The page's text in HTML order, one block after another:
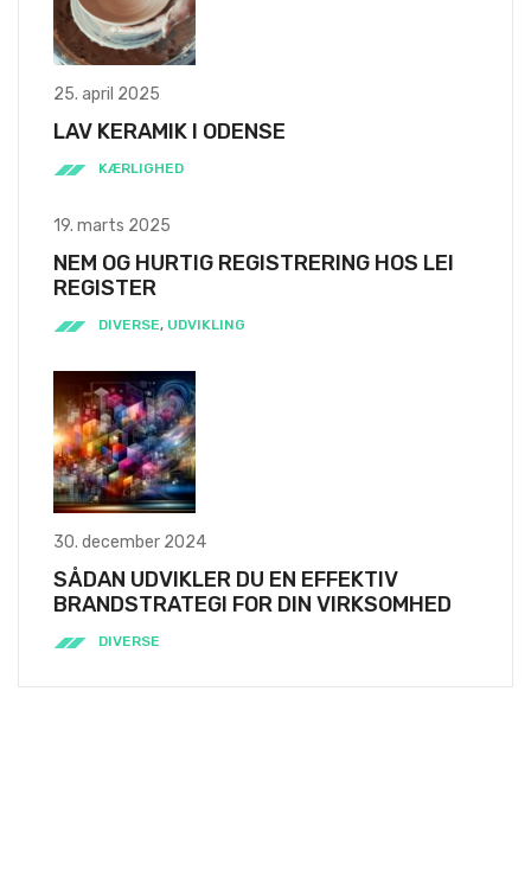
25. april 2025
LAV KERAMIK I ODENSE
KÆRLIGHED
19. marts 2025
NEM OG HURTIG REGISTRERING HOS LEI
REGISTER
DIVERSE, UDVIKLING
30. december 2024
SÅDAN UDVIKLER DU EN EFFEKTIV
BRANDSTRATEGI FOR DIN VIRKSOMHED
DIVERSE